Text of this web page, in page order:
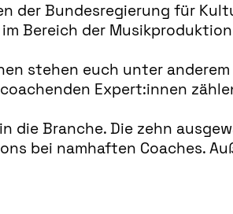
der Bundesregierung für
Bereich der
stehen euch unter anderem
Expert:innen
Branche. Die zehn
bei namhaften Coaches.